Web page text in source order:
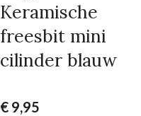
Keramische
freesbit mini
cilinder blauw
€ 9,95